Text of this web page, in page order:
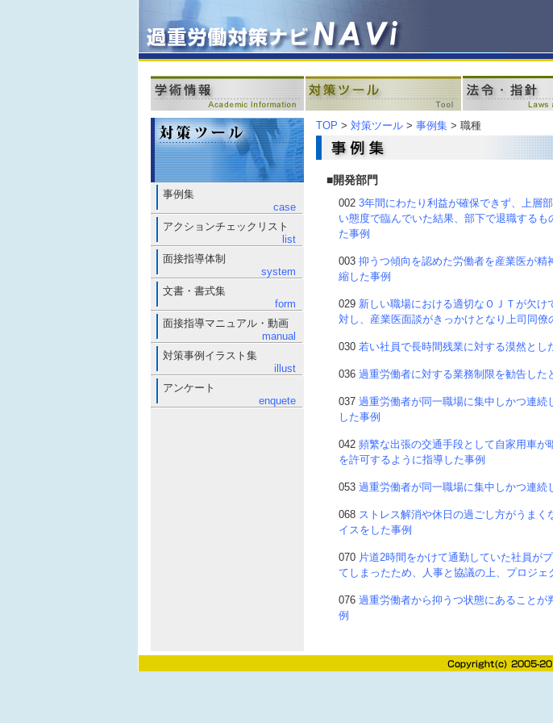
事例集
case
アクションチェックリスト
list
面接指導体制
system
文書・書式集
form
面接指導マニュアル・動画
manual
対策事例イラスト集
illust
アンケート
enquete
TOP > 対策ツール > 事例集 > 職種
■開発部門
002 3年間にわたり利益が確保できず、上層
い態度で臨んでいた結果、部下で退職する
た事例
003 抑うつ傾向を認めた労働者を産業医が
縮した事例
029 新しい職場における適切なＯＪＴが欠
対し、産業医面談がきっかけとなり上司同僚
030 若い社員で長時間残業に対する漠然とし
036 過重労働者に対する業務制限を勧告した
037 過重労働者が同一職場に集中しかつ連
した事例
042 頻繁な出張の交通手段として自家用車
を許可するように指導した事例
053 過重労働者が同一職場に集中しかつ連続
068 ストレス解消や休日の過ごし方がうま
イスをした事例
070 片道2時間をかけて通勤していた社員が
てしまったため、人事と協議の上、プロジ
076 過重労働者から抑うつ状態にあること
例